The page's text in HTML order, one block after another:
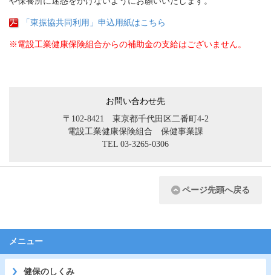
「東振協共同利用」申込用紙はこちら
※電設工業健康保険組合からの補助金の支給はございません。
お問い合わせ先
〒102-8421 東京都千代田区二番町4-2
電設工業健康保険組合 保健事業課
TEL 03-3265-0306
ページ先頭へ戻る
メニュー
健保のしくみ